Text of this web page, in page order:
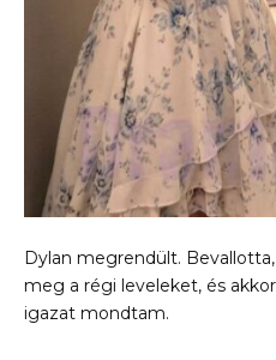
Dylan megrendült.
meg a régi leveleket, és
igazat mondtam.